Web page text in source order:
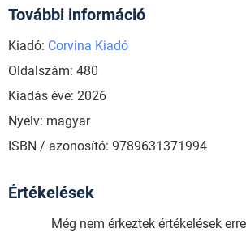
További információ
Kiadó: Corvina Kiadó
Oldalszám: 480
Kiadás éve: 2026
Nyelv: magyar
ISBN / azonosító: 9789631371994
Értékelések
Még nem érkeztek értékelések